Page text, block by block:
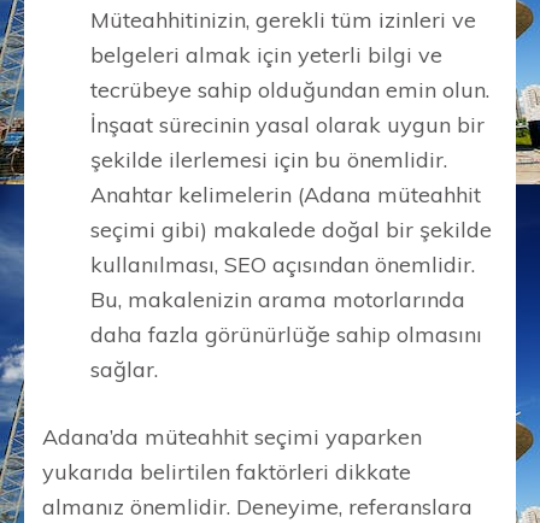
Müteahhitinizin, gerekli tüm izinleri ve
belgeleri almak için yeterli bilgi ve
tecrübeye sahip olduğundan emin olun.
İnşaat sürecinin yasal olarak uygun bir
şekilde ilerlemesi için bu önemlidir.
Anahtar kelimelerin (Adana müteahhit
seçimi gibi) makalede doğal bir şekilde
kullanılması, SEO açısından önemlidir.
Bu, makalenizin arama motorlarında
daha fazla görünürlüğe sahip olmasını
sağlar.
Adana’da müteahhit seçimi yaparken
yukarıda belirtilen faktörleri dikkate
almanız önemlidir. Deneyime, referanslara